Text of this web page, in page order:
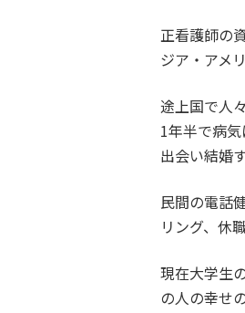
正看護師の
ジア・アメ
途上国で人
1年半で病
出会い結婚
民間の電話
リング、休
現在大学生
の人の幸せ